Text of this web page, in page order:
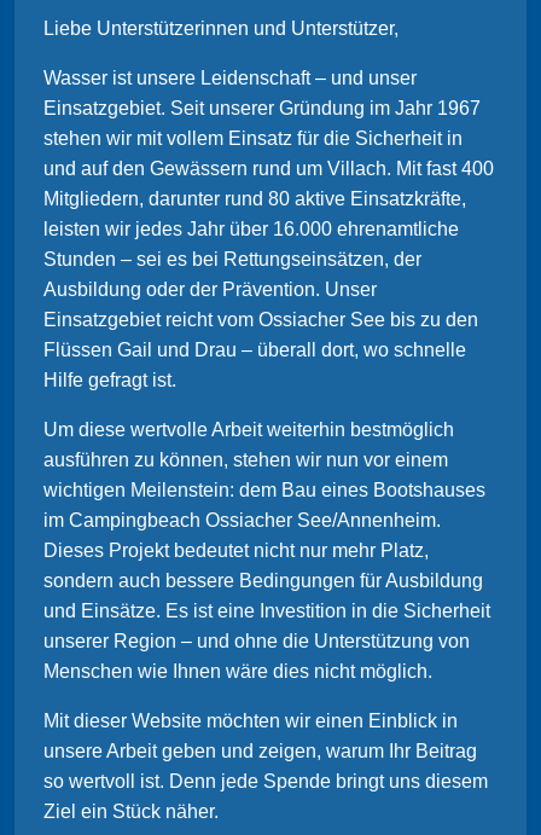
Liebe Unterstützerinnen und Unterstützer,
Wasser ist unsere Leidenschaft – und unser
Einsatzgebiet. Seit unserer Gründung im Jahr 1967
stehen wir mit vollem Einsatz für die Sicherheit in
und auf den Gewässern rund um Villach. Mit fast 400
Mitgliedern, darunter rund 80 aktive Einsatzkräfte,
leisten wir jedes Jahr über 16.000 ehrenamtliche
Stunden – sei es bei Rettungseinsätzen, der
Ausbildung oder der Prävention. Unser
Einsatzgebiet reicht vom Ossiacher See bis zu den
Flüssen Gail und Drau – überall dort, wo schnelle
Hilfe gefragt ist.
Um diese wertvolle Arbeit weiterhin bestmöglich
ausführen zu können, stehen wir nun vor einem
wichtigen Meilenstein: dem Bau eines Bootshauses
im Campingbeach Ossiacher See/Annenheim.
Dieses Projekt bedeutet nicht nur mehr Platz,
sondern auch bessere Bedingungen für Ausbildung
und Einsätze. Es ist eine Investition in die Sicherheit
unserer Region – und ohne die Unterstützung von
Menschen wie Ihnen wäre dies nicht möglich.
Mit dieser Website möchten wir einen Einblick in
unsere Arbeit geben und zeigen, warum Ihr Beitrag
so wertvoll ist. Denn jede Spende bringt uns diesem
Ziel ein Stück näher.